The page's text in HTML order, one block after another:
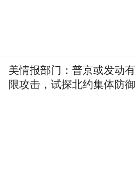
美情报部门：普京或发动有
限攻击，试探北约集体防御